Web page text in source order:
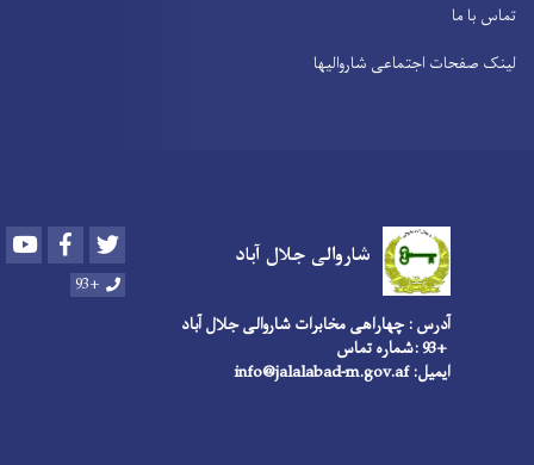
تماس با ما
لینک صفحات اجتماعی شاروالیها
شاروالی جلال آباد Youtube Facebook
+93
آدرس : چهاراهی مخابرات شاروالی جلال آباد
+93 :شماره تماس
ایمیل: info@jalalabad-m.gov.af